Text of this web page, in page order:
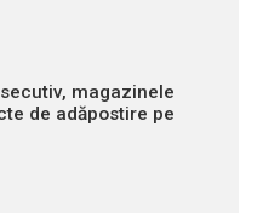
magazinele
de adăpostire pe